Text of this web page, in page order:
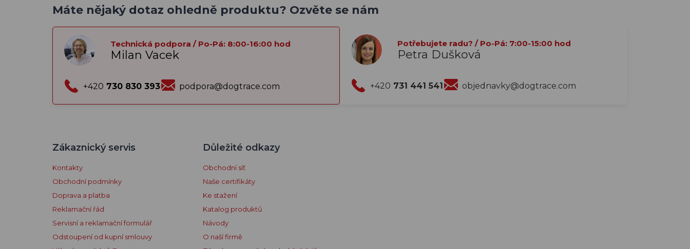
Máte nějaký dotaz ohledně produktu? Ozvěte se nám
Technická podpora / Po-Pá: 8:00-16:00 hod
Milan Vacek
+420 730 830 393 podpora@dogtrace.com
Potřebujete radu? / Po-Pá: 7:00-15:00 hod
Petra Dušková
+420 731 441 541 objednavky@dogtrace.com
Zákaznický servis
Kontakty
Obchodní podmínky
Doprava a platba
Reklamační řád
Servisní a reklamační formulář
Odstoupení od kupní smlouvy
Důležité odkazy
Obchodní síť
Naše certifikáty
Ke stažení
Katalog produktů
Návody
O naší firmě